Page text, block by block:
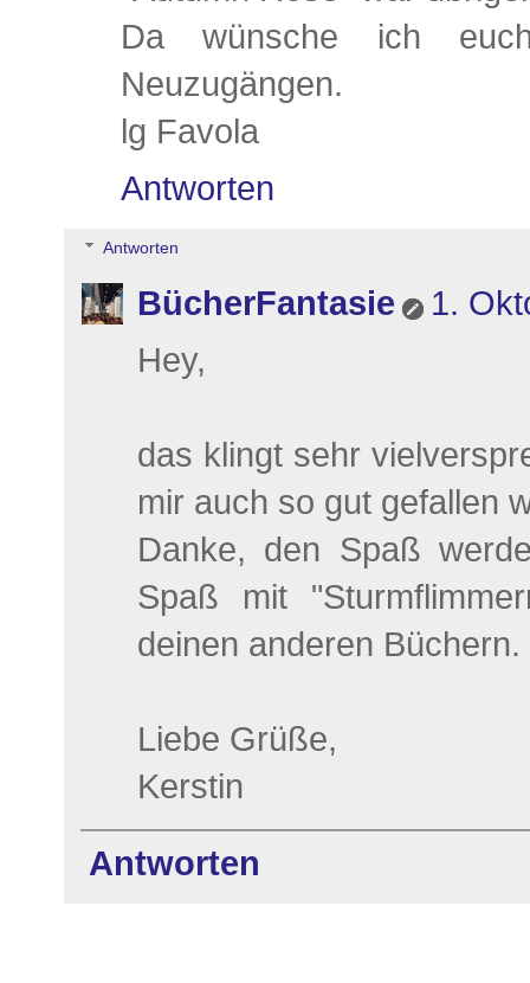
Da wünsche ich
Neuzugängen.
lg Favola
Antworten
Antworten
BücherFantasie
1.
Hey,
das klingt sehr
mir auch so gut gefallen
Danke, den Spaß
Spaß mit
deinen anderen Büchern.
Liebe Grüße,
Kerstin
Antworten